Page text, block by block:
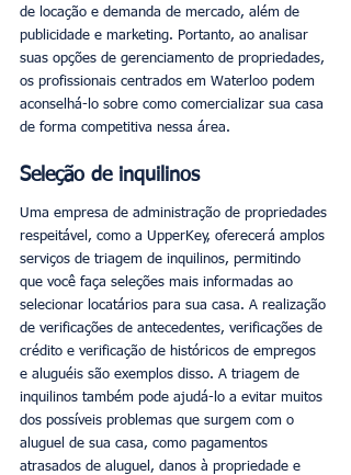
de locação e demanda de mercado, além de
publicidade e marketing. Portanto, ao analisar
suas opções de gerenciamento de propriedades,
os profissionais centrados em Waterloo podem
aconselhá-lo sobre como comercializar sua casa
de forma competitiva nessa área.
Seleção de inquilinos
Uma empresa de administração de propriedades
respeitável, como a UpperKey, oferecerá amplos
serviços de triagem de inquilinos, permitindo
que você faça seleções mais informadas ao
selecionar locatários para sua casa. A realização
de verificações de antecedentes, verificações de
crédito e verificação de históricos de empregos
e aluguéis são exemplos disso. A triagem de
inquilinos também pode ajudá-lo a evitar muitos
dos possíveis problemas que surgem com o
aluguel de sua casa, como pagamentos
atrasados de aluguel, danos à propriedade e